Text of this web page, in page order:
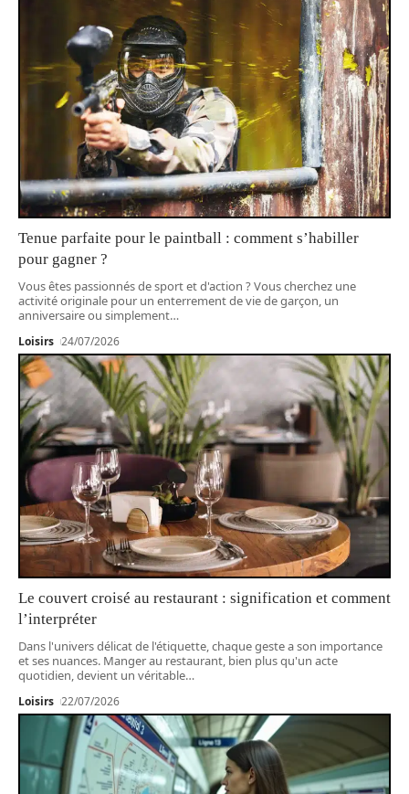
Tenue parfaite pour le paintball : comment s’habiller
pour gagner ?
Vous êtes passionnés de sport et d'action ? Vous cherchez une
activité originale pour un enterrement de vie de garçon, un
anniversaire ou simplement…
Loisirs 24/07/2026
Le couvert croisé au restaurant : signification et comment
l’interpréter
Dans l'univers délicat de l'étiquette, chaque geste a son importance
et ses nuances. Manger au restaurant, bien plus qu'un acte
quotidien, devient un véritable…
Loisirs 22/07/2026